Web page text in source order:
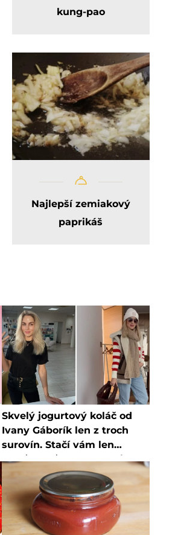
kung-pao
Najlepší zemiakový
paprikáš
Skvelý jogurtový koláč od
Ivany Gáborík len z troch
surovín. Stačí vám len
chvíľka voľného času a je
hotový